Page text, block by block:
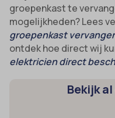
groepenkast te
mogelijkheden? Lees
groepenkast
ontdek hoe direct wij
elektricien direct
Bekijk
CONSENT
cookie_notice_accepted
cookielawinfo-checkbox-*
__guid
_deCookiesConsent
_upscope__region